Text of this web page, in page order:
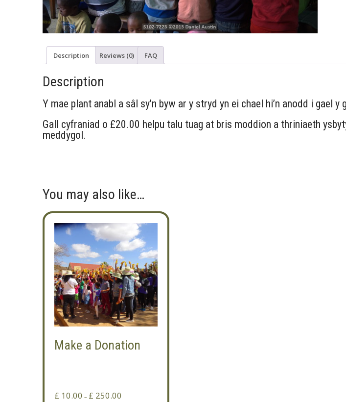
Description Reviews (0) FAQ
Description
Y mae plant anabl a sâl sy’n byw ar y stryd yn ei chael hi’n anodd i gael
Gall cyfraniad o £20.00 helpu talu tuag at bris moddion a thriniaeth
meddygol.
You may also like…
Make a Donation
£ 10.00 – £ 250.00